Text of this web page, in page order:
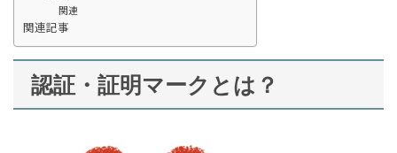
関連
関連記事
認証・証明マークとは？